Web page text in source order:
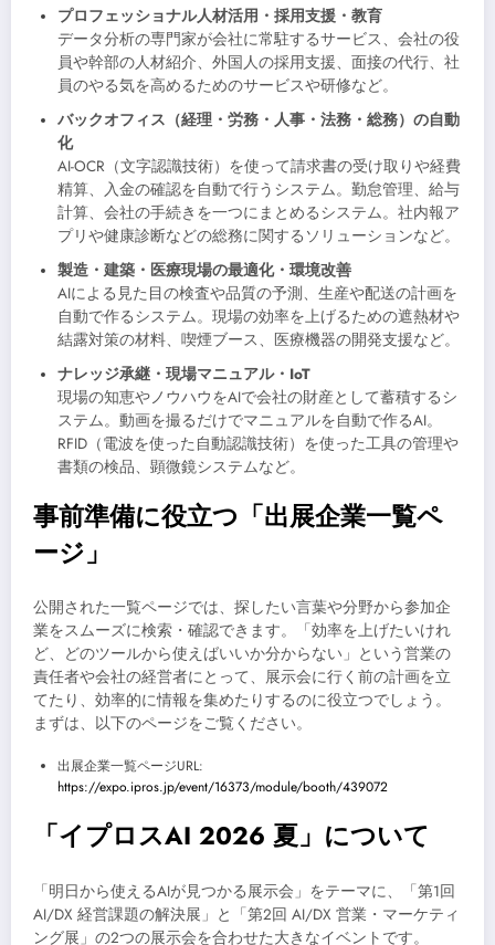
プロフェッショナル人材活用・採用支援・教育
データ分析の専門家が会社に常駐するサービス、会社の役
員や幹部の人材紹介、外国人の採用支援、面接の代行、社
員のやる気を高めるためのサービスや研修など。
バックオフィス（経理・労務・人事・法務・総務）の自動
化
AI-OCR（文字認識技術）を使って請求書の受け取りや経費
精算、入金の確認を自動で行うシステム。勤怠管理、給与
計算、会社の手続きを一つにまとめるシステム。社内報ア
プリや健康診断などの総務に関するソリューションなど。
製造・建築・医療現場の最適化・環境改善
AIによる見た目の検査や品質の予測、生産や配送の計画を
自動で作るシステム。現場の効率を上げるための遮熱材や
結露対策の材料、喫煙ブース、医療機器の開発支援など。
ナレッジ承継・現場マニュアル・IoT
現場の知恵やノウハウをAIで会社の財産として蓄積するシ
ステム。動画を撮るだけでマニュアルを自動で作るAI。
RFID（電波を使った自動認識技術）を使った工具の管理や
書類の検品、顕微鏡システムなど。
事前準備に役立つ「出展企業一覧ペ
ージ」
公開された一覧ページでは、探したい言葉や分野から参加企
業をスムーズに検索・確認できます。「効率を上げたいけれ
ど、どのツールから使えばいいか分からない」という営業の
責任者や会社の経営者にとって、展示会に行く前の計画を立
てたり、効率的に情報を集めたりするのに役立つでしょう。
まずは、以下のページをご覧ください。
出展企業一覧ページURL:
https://expo.ipros.jp/event/16373/module/booth/439072
「イプロスAI 2026 夏」について
「明日から使えるAIが見つかる展示会」をテーマに、「第1回
AI/DX 経営課題の解決展」と「第2回 AI/DX 営業・マーケティ
ング展」の2つの展示会を合わせた大きなイベントです。